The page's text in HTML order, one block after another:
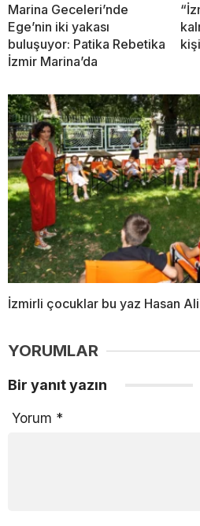
Marina Geceleri’nde
Ege’nin iki yakası
buluşuyor: Patika Rebetika
İzmir Marina’da
İzmirli çocuklar bu yaz Hasan
YORUMLAR
Bir yanıt yazın
Yorum *